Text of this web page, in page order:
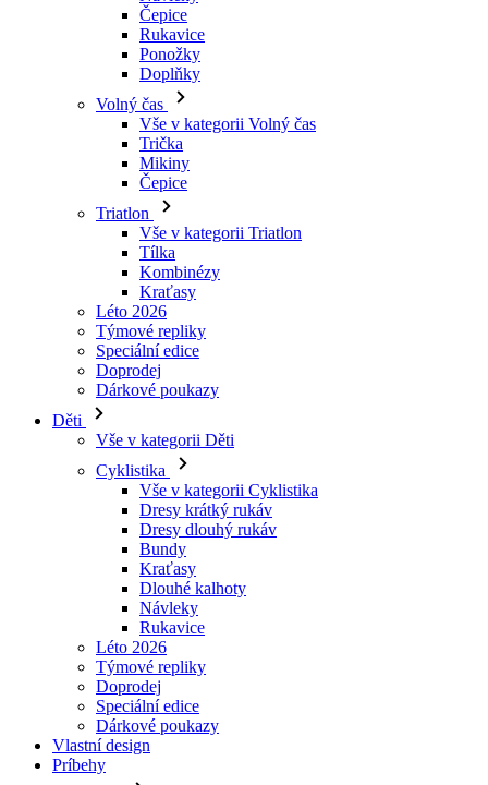
Čepice
Rukavice
Ponožky
Doplňky
Volný čas
Vše v kategorii Volný čas
Trička
Mikiny
Čepice
Triatlon
Vše v kategorii Triatlon
Tílka
Kombinézy
Kraťasy
Léto 2026
Týmové repliky
Speciální edice
Doprodej
Dárkové poukazy
Děti
Vše v kategorii Děti
Cyklistika
Vše v kategorii Cyklistika
Dresy krátký rukáv
Dresy dlouhý rukáv
Bundy
Kraťasy
Dlouhé kalhoty
Návleky
Rukavice
Léto 2026
Týmové repliky
Doprodej
Speciální edice
Dárkové poukazy
Vlastní design
Príbehy